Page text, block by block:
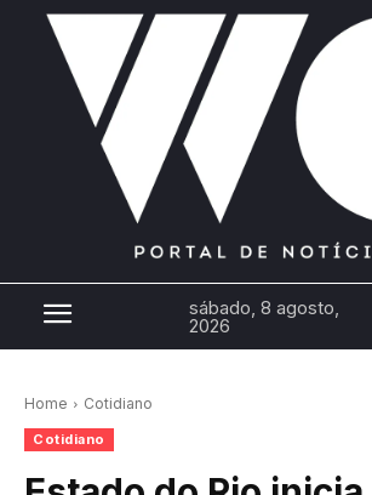
sábado, 8 agosto,
2026
Home Cotidiano
Cotidiano